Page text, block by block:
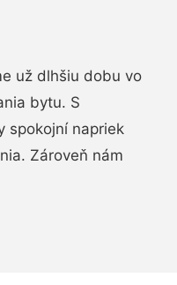
už dlhšiu dobu vo
bytu. S
spokojní napriek
Zároveň nám